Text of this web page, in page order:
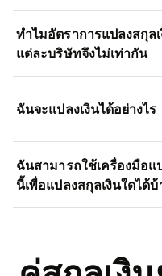
ทำไมอัตราการแปลงสกุล
แต่ละบริษัทจึงไม่เท่ากัน
ฉันจะแปลงเงินได้อย่างไร
ฉันสามารถใช้เครื่องมือแ
นี้เพื่อแปลงสกุลเงินใดได้บ้